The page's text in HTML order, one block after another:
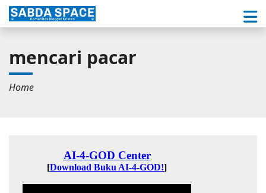
mencari pacar
Home